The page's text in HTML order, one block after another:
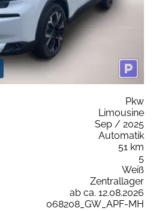
Pkw
Limousine
Sep / 2025
Automatik
51 km
5
Weiß
Zentrallager
ab ca. 12.08.2026
068208_GW_APF-MH